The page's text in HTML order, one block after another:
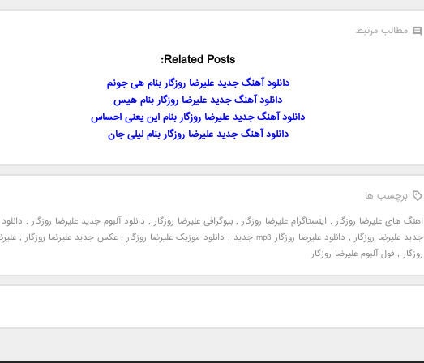
مطالب مرتبط
Related Posts:
دانلود آهنگ جدید علیرضا روزگار بنام هی جونم
دانلود آهنگ جدید علیرضا روزگار بنام هیس
دانلود آهنگ جدید علیرضا روزگار بنام این یعنی احساس
دانلود آهنگ جدید علیرضا روزگار بنام لیلی جان
برچسب ها
اهنگ های علیرضا روزگار, اینستاگرام علیرضا روزگار, بیوگرافی علیرضا روزگار, دانلود آلبوم جدید علیرضا روزگار,
جدید علیرضا روزگار, دانلود علیرضا روزگار mp3 جدید , دانلود موزیک علیرضا روزگار, عکس جدید علیرضا روزگار,
روزگار, فول آلبوم علیرضا روزگار